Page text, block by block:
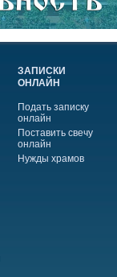
ЗАПИСКИ
ОНЛАЙН
Подать записку
онлайн
Поставить свечу
онлайн
Нужды храмов